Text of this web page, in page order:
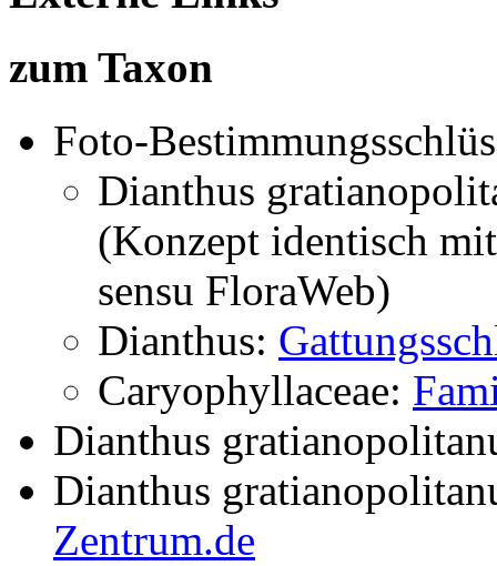
zum Taxon
Foto-
Dianthus
(Konzept identisch
sensu FloraWeb)
Dianthus:
Caryophyllaceae:
Dianthus
Dianthus
Zentrum.de